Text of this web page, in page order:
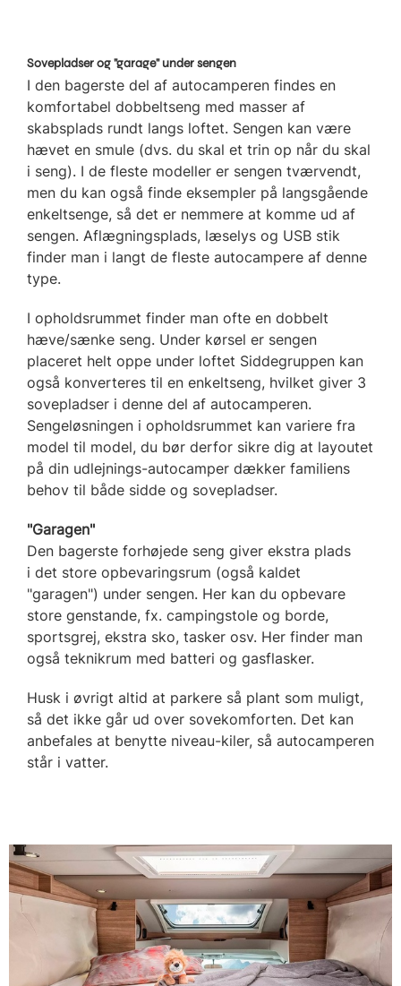
Sovepladser og "garage" under sengen
I den bagerste del af autocamperen findes en
komfortabel dobbeltseng med masser af
skabsplads rundt langs loftet. Sengen kan være
hævet en smule (dvs. du skal et trin op når du skal
i seng). I de fleste modeller er sengen tværvendt,
men du kan også finde eksempler på langsgående
enkeltsenge, så det er nemmere at komme ud af
sengen. Aflægningsplads, læselys og USB stik
finder man i langt de fleste autocampere af denne
type.
I opholdsrummet finder man ofte en dobbelt
hæve/sænke seng. Under kørsel er sengen
placeret helt oppe under loftet Siddegruppen kan
også konverteres til en enkeltseng, hvilket giver 3
sovepladser i denne del af autocamperen.
Sengeløsningen i opholdsrummet kan variere fra
model til model, du bør derfor sikre dig at layoutet
på din udlejnings-autocamper dækker familiens
behov til både sidde og sovepladser.
"Garagen"
Den bagerste forhøjede seng giver ekstra plads
i det store opbevaringsrum (også kaldet
"garagen") under sengen. Her kan du opbevare
store genstande, fx. campingstole og borde,
sportsgrej, ekstra sko, tasker osv. Her finder man
også teknikrum med batteri og gasflasker.
Husk i øvrigt altid at parkere så plant som muligt,
så det ikke går ud over sovekomforten. Det kan
anbefales at benytte niveau-kiler, så autocamperen
står i vatter.